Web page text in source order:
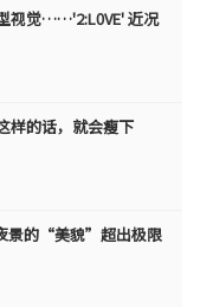
视觉……'2:L0VE' 近况
样的话，就会瘦下
的“美貌”超出极限